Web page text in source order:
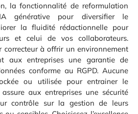
la fonctionnalité de reformulation
générative pour diversifier le
la fluidité rédactionnelle pour
et celui de vos collaborateurs.
correcteur à offrir un environnement
aux entreprises une garantie de
conforme au RGPD. Aucune
ou utilisée pour entrainer le
aux entreprises une sécurité
contrôle sur la gestion de leurs